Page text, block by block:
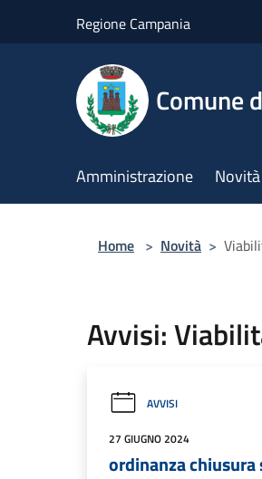
Regione Campania
Comune
Amministrazione Novità
Home > Novità >
Avvisi:
AVVISI
27 GIUGNO 2024
ordinanza chiusura